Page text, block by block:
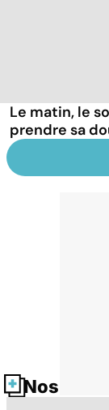
Le matin, le
prendre sa
Nos